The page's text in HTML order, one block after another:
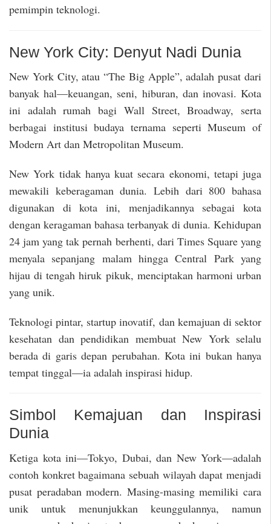
pemimpin teknologi.
New York City: Denyut Nadi Dunia
New York City, atau “The Big Apple”, adalah pusat dari
banyak hal—keuangan, seni, hiburan, dan inovasi. Kota
ini adalah rumah bagi Wall Street, Broadway, serta
berbagai institusi budaya ternama seperti Museum of
Modern Art dan Metropolitan Museum.
New York tidak hanya kuat secara ekonomi, tetapi juga
mewakili keberagaman dunia. Lebih dari 800 bahasa
digunakan di kota ini, menjadikannya sebagai kota
dengan keragaman bahasa terbanyak di dunia. Kehidupan
24 jam yang tak pernah berhenti, dari Times Square yang
menyala sepanjang malam hingga Central Park yang
hijau di tengah hiruk pikuk, menciptakan harmoni urban
yang unik.
Teknologi pintar, startup inovatif, dan kemajuan di sektor
kesehatan dan pendidikan membuat New York selalu
berada di garis depan perubahan. Kota ini bukan hanya
tempat tinggal—ia adalah inspirasi hidup.
Simbol Kemajuan dan Inspirasi
Dunia
Ketiga kota ini—Tokyo, Dubai, dan New York—adalah
contoh konkret bagaimana sebuah wilayah dapat menjadi
pusat peradaban modern. Masing-masing memiliki cara
unik untuk menunjukkan keunggulannya, namun